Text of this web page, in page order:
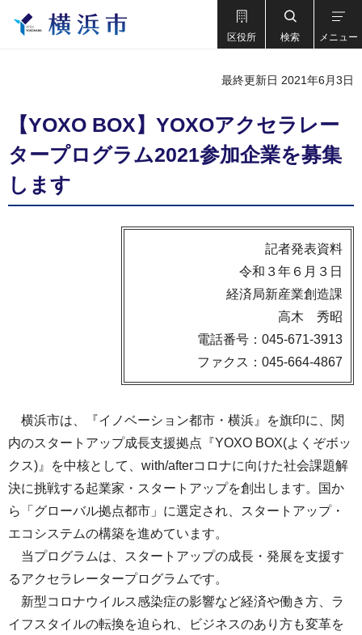
区役所 検索 メニュー
最終更新日 2021年6月3日
【YOXO BOX】YOXOアクセラレー
タープログラム2021参加企業を募集
します
記者発表資料
令和３年６月３日
経済局新産業創造課
高木 秀昭
電話番号：045-671-3913
ファクス：045-664-4867
横浜市は、『イノベーション都市・横浜』を旗印に、関
内のスタートアップ成長支援拠点『YOXO BOX(よくぞボッ
クス)』を中核として、with/afterコロナに向けた社会課題解
決に挑戦する起業家・スタートアップを創出します。国か
ら「グローバル拠点都市」に選定され、スタートアップ・
エコシステムの構築を進めています。
当プログラムは、スタートアップの成長・発展を支援す
るアクセラレータープログラムです。
新型コロナウイルス感染症の影響など経済や働き方、ラ
イフスタイルの転換を迫られ、ビジネスのあり方も変革を